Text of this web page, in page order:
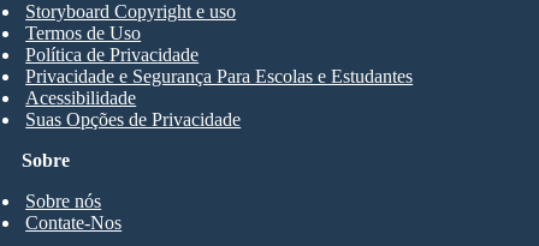
Sobre
Sobre nós
Contate-Nos
Storyboard Copyright e uso
Termos de Uso
Política de Privacidade
Privacidade e Segurança Para Escolas e Estudantes
Acessibilidade
Suas Opções de Privacidade